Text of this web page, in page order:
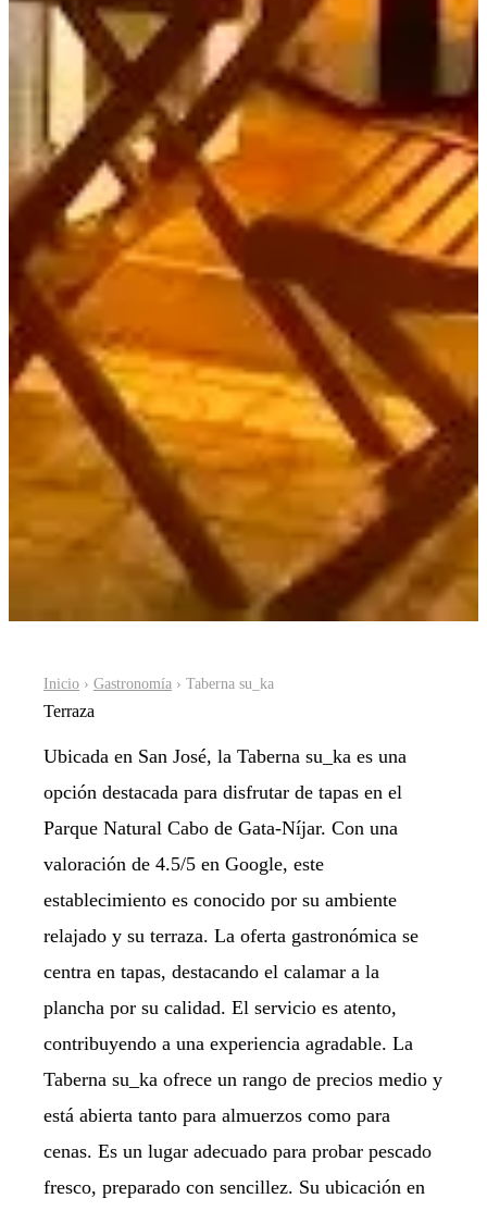
Inicio › Gastronomía › Taberna su_ka
Terraza
Ubicada en San José, la Taberna su_ka es una
opción destacada para disfrutar de tapas en el
Parque Natural Cabo de Gata-Níjar. Con una
valoración de 4.5/5 en Google, este
establecimiento es conocido por su ambiente
relajado y su terraza. La oferta gastronómica se
centra en tapas, destacando el calamar a la
plancha por su calidad. El servicio es atento,
contribuyendo a una experiencia agradable. La
Taberna su_ka ofrece un rango de precios medio y
está abierta tanto para almuerzos como para
cenas. Es un lugar adecuado para probar pescado
fresco, preparado con sencillez. Su ubicación en